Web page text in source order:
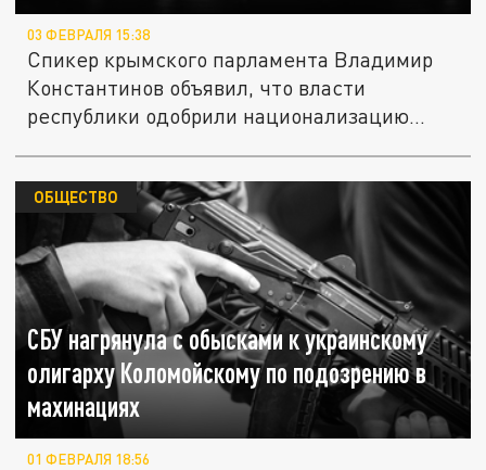
03 ФЕВРАЛЯ 15:38
Спикер крымского парламента Владимир
Константинов объявил, что власти
республики одобрили национализацию...
СБУ нагрянула с обысками к украинскому
олигарху Коломойскому по подозрению в
махинациях
ОБЩЕСТВО
01 ФЕВРАЛЯ 18:56